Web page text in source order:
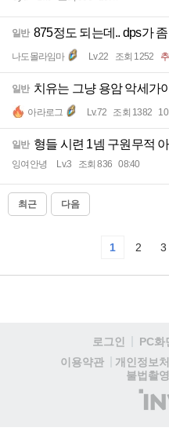
일반 875정도 되는데.. dps가
나도몰라임마 Lv.22 조회 1252
일반 치유는 그냥 용암 악세가
아라로그 Lv.72 조회 1382
일반 형들 시련 1넴 구원무적
잉여안녕 Lv.3 조회 836 08:40
최근 다음
1 2 3
로그인 PC화
이용약관
개인정보
불법촬